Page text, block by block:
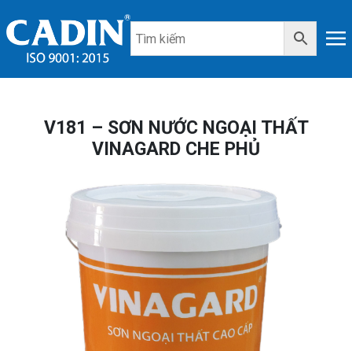
V181 – SƠN NƯỚC NGOẠI THẤT
VINAGARD CHE PHỦ